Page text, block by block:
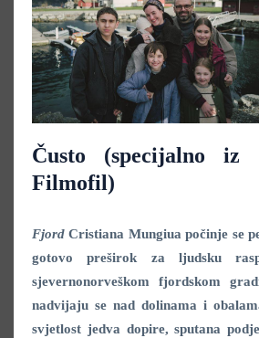
Čusto (specijalno iz
Filmofil)
Fjord Cristiana Mungiua počinje se
gotovo preširok za ljudsku
sjevernonorveškom fjordskom
nadvijaju se nad dolinama i
svjetlost jedva dopire, sputana